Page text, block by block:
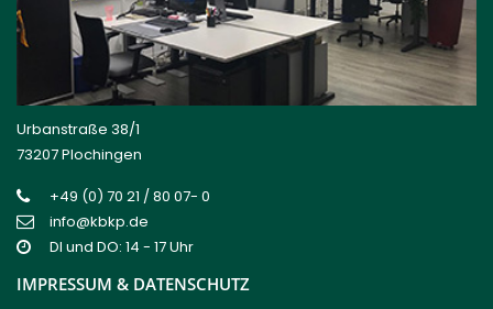
Urbanstraße 38/1
73207 Plochingen
+49 (0) 70 21 / 80 07- 0
info@kbkp.de
DI und DO: 14 - 17 Uhr
IMPRESSUM & DATENSCHUTZ